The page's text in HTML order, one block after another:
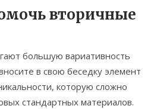
вторичные
большую вариативность
в свою беседку элемент
которую сложно
стандартных материалов.